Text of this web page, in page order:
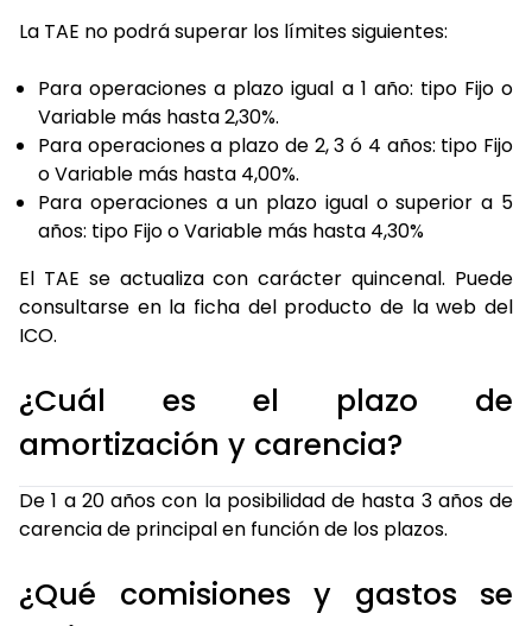
La TAE no podrá superar los límites siguientes:
Para operaciones a plazo igual a 1 año: tipo Fijo o
Variable más hasta 2,30%.
Para operaciones a plazo de 2, 3 ó 4 años: tipo Fijo
o Variable más hasta 4,00%.
Para operaciones a un plazo igual o superior a 5
años: tipo Fijo o Variable más hasta 4,30%
El TAE se actualiza con carácter quincenal. Puede
consultarse en la ficha del producto de la web del
ICO.
¿Cuál es el plazo de
amortización y carencia?
De 1 a 20 años con la posibilidad de hasta 3 años de
carencia de principal en función de los plazos.
¿Qué comisiones y gastos se